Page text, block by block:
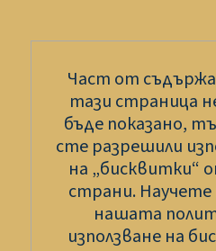
Част от
тази страница
бъде показано,
сте разрешили
на „бисквитки“
страни. Научете
нашата
използване на